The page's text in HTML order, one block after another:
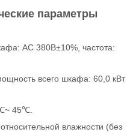
параметры
AC 380В±10%, частота:
всего шкафа: 60,0 кВт
45℃.
влажности (без